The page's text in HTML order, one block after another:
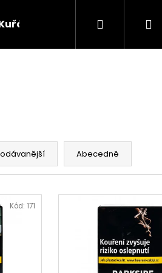
potřeby Hledat
Abecedně
Kód: 171